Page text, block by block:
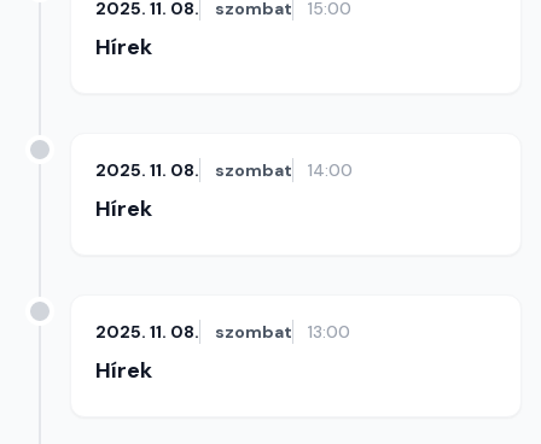
2025. 11. 08. szombat 15:00
Hírek
2025. 11. 08. szombat 14:00
Hírek
2025. 11. 08. szombat 13:00
Hírek